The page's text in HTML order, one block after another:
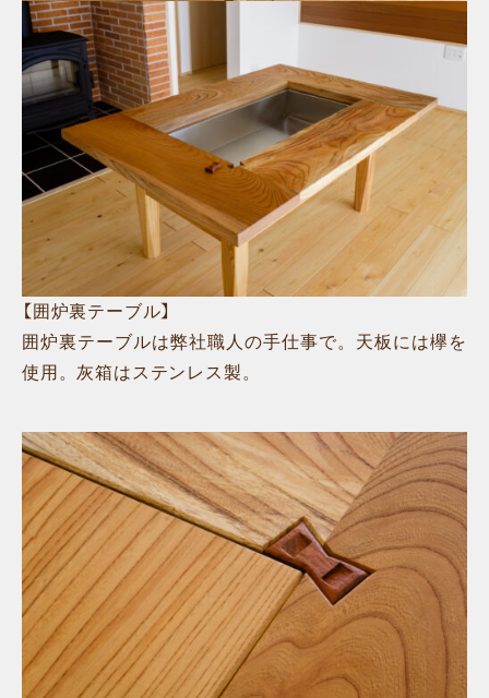
【囲炉裏テーブル】
囲炉裏テーブルは弊社職人の手仕事で。天板には欅を
使用。灰箱はステンレス製。